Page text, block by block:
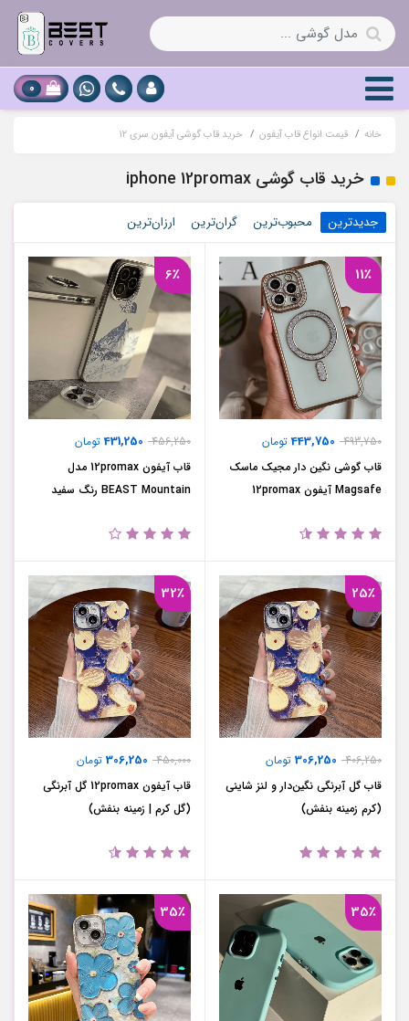
0
خانه قیمت انواع قاب آیفون خرید قاب گوشی آیفون سری ۱۲
خرید قاب گوشی iphone 12promax
جدیدترین محبوب‌ترین گران‌ترین ارزان‌ترین
11٪
493,750
443,750تومان
قاب گوشی نگین دار مجیک ماسک
Magsafe آیفون 12promax
6٪
456,250
431,250تومان
قاب آیفون 12promax مدل
BEAST Mountain رنگ سفید
25٪
406,250
306,250 تومان
قاب گل آبرنگی نگین‌دار و لنز شاینی
(کرم زمینه بنفش)
32٪
450,000
306,250 تومان
قاب آیفون 12promax گل آبرنگی
(گل کرم | زمینه بنفش)
35٪ 35٪